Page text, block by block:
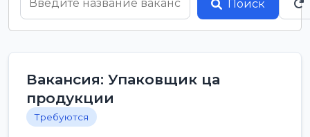
Поиск
Вакансия: Упаковщик ца
продукции
Требуются